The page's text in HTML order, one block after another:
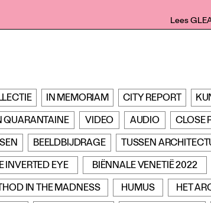
Lees
IN MEMORIAM CITY REPORT
QUARANTAINE VIDEO AUDIO CLOSE
BEELDBIJDRAGE TUSSEN
INVERTED EYE BIËNNALE VENETIË 2022
IN THE MADNESS HUMUS HET